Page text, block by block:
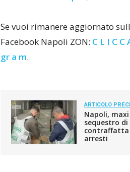
Se vuoi rimanere aggiornato
Facebook Napoli ZON: C L I C C
gr a m.
ARTICOLO
Napoli, maxi
sequestro di
contraffatta
arresti